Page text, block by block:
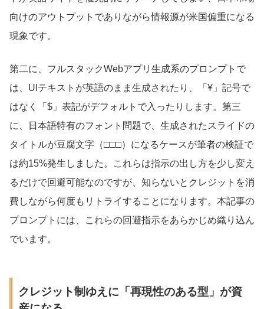
向けのアウトプットでありながら情報源が米国偏重になる
現象です。
第二に、フルスタックWebアプリ生成系のプロンプトで
は、UIテキストが英語のまま生成されたり、「¥」記号で
はなく「$」表記がデフォルトで入ったりします。第三
に、日本語特有のフォント問題で、生成されたスライドの
タイトルが豆腐文字（□□□）になるケースが筆者の検証で
は約15%発生しました。これらは指示の出し方を少し変え
るだけで回避可能なのですが、知らないとクレジットを消
費しながら何度もリトライすることになります。本記事の
プロンプトには、これらの回避指示をあらかじめ織り込ん
でいます。
クレジット制ゆえに「再現性のある型」が資